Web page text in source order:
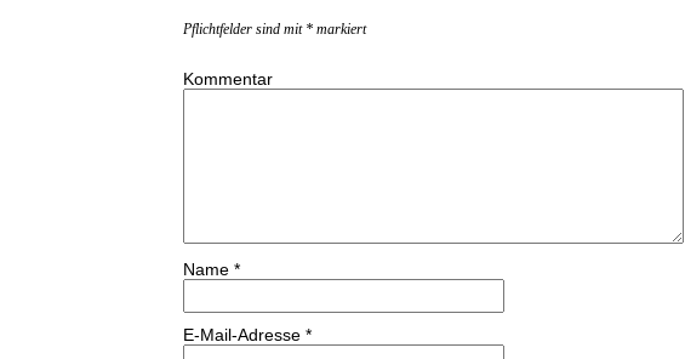
Pflichtfelder sind mit * markiert
Kommentar
Name *
E-Mail-Adresse *